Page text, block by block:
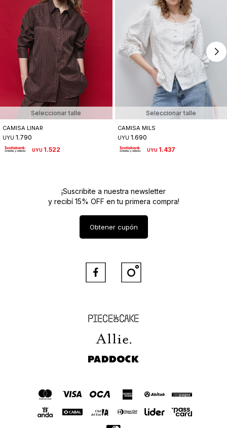
Seleccionar talle
CAMISA LINAR
UYU 1.790
UYU 1.522
Seleccionar talle
CAMISA MILS
UYU 1.690
UYU 1.437
Piece of Cake
Allie
Paddock
¡Suscribite a nuestra newsletter
y recibí 15% OFF en tu primera compra!
Obtener cupón
 